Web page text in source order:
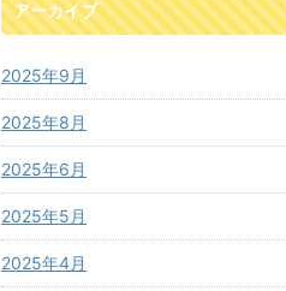
アーカイブ
2025年9月
2025年8月
2025年6月
2025年5月
2025年4月